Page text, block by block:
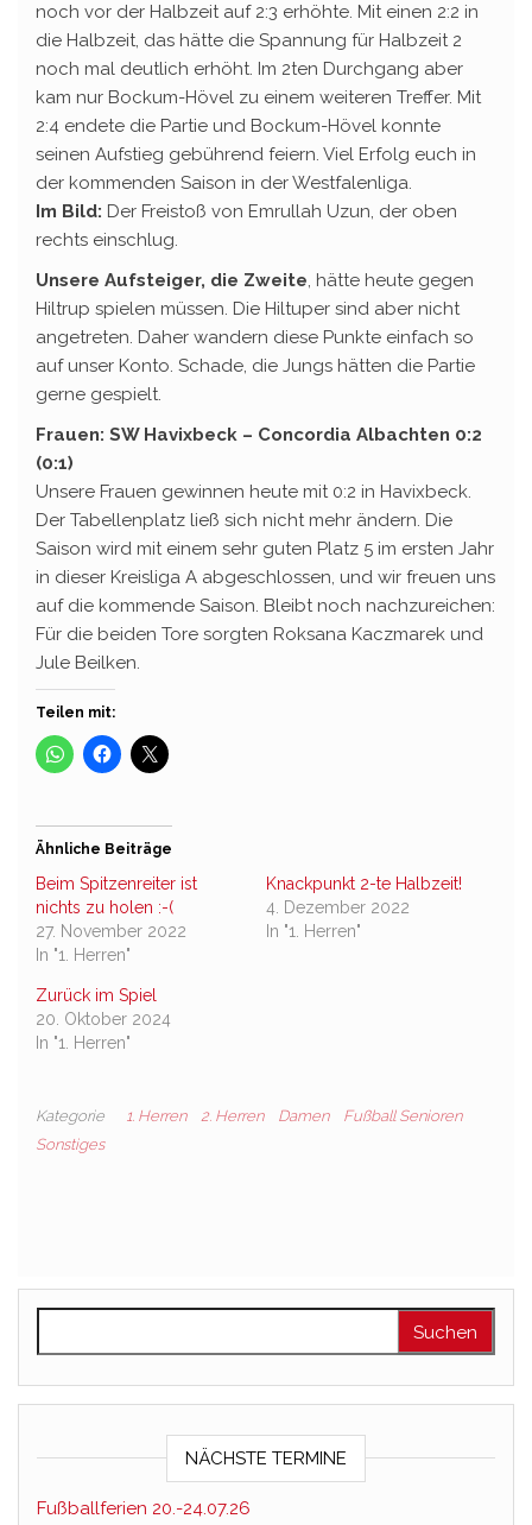
noch vor der Halbzeit auf 2:3 erhöhte. Mit einen 2:2 in
die Halbzeit, das hätte die Spannung für Halbzeit 2
noch mal deutlich erhöht. Im 2ten Durchgang aber
kam nur Bockum-Hövel zu einem weiteren Treffer. Mit
2:4 endete die Partie und Bockum-Hövel konnte
seinen Aufstieg gebührend feiern. Viel Erfolg euch in
der kommenden Saison in der Westfalenliga.
Im Bild: Der Freistoß von Emrullah Uzun, der oben
rechts einschlug.
Unsere Aufsteiger, die Zweite, hätte heute gegen
Hiltrup spielen müssen. Die Hiltuper sind aber nicht
angetreten. Daher wandern diese Punkte einfach so
auf unser Konto. Schade, die Jungs hätten die Partie
gerne gespielt.
Frauen: SW Havixbeck – Concordia Albachten 0:2
(0:1)
Unsere Frauen gewinnen heute mit 0:2 in Havixbeck.
Der Tabellenplatz ließ sich nicht mehr ändern. Die
Saison wird mit einem sehr guten Platz 5 im ersten Jahr
in dieser Kreisliga A abgeschlossen, und wir freuen uns
auf die kommende Saison. Bleibt noch nachzureichen:
Für die beiden Tore sorgten Roksana Kaczmarek und
Jule Beilken.
Teilen mit:
Ähnliche Beiträge
Beim Spitzenreiter ist
nichts zu holen :-(
27. November 2022
In "1. Herren"
Knackpunkt 2-te Halbzeit!
4. Dezember 2022
In "1. Herren"
Zurück im Spiel
20. Oktober 2024
In "1. Herren"
Kategorie 1. Herren 2. Herren Damen
Fußball Senioren
Sonstiges
NÄCHSTE TERMINE
Fußballferien 20.-24.07.26